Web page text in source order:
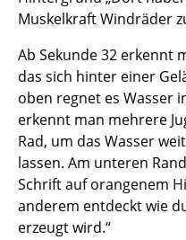
Muskelkraft Windräder
Ab Sekunde 32 erkennt
das sich hinter einer
oben regnet es Wasser
erkennt man mehrere
Rad, um das Wasser
lassen. Am unteren
Schrift auf orangenem
anderem entdeckt wie
erzeugt wird.“